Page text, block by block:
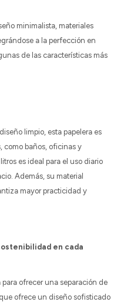
minimalista, materiales
a la perfección en
de las características más
limpio, esta papelera es
como baños, oficinas y
es ideal para el uso diario
Además, su material
mayor practicidad y
en cada
ofrecer una separación de
ofrece un diseño sofisticado